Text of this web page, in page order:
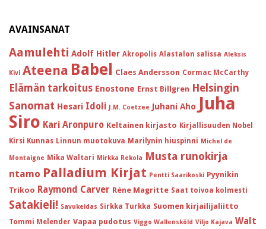
AVAINSANAT
Aamulehti Adolf Hitler Akropolis Alastalon salissa Aleksis
Kivi Ateena Babel Claes Andersson Cormac McCarthy
Elämän tarkoitus Enostone Ernst Billgren Helsingin
Sanomat Hesari Idoli J.M. Coetzee Juhani Aho Juha
Siro Kari Aronpuro Keltainen kirjasto Kirjallisuuden Nobel
Kirsi Kunnas Linnun muotokuva Marilynin hiuspinni Michel de
Montaigne Mika Waltari Mirkka Rekola Musta runokirja
ntamo Palladium Kirjat Pentti Saarikoski Pyynikin
Trikoo Raymond Carver Réne Magritte Saat toivoa kolmesti
Satakieli! Savukeidas Sirkka Turkka Suomen kirjailijaliitto
Tommi Melender Vapaa pudotus Viggo Wallensköld Viljo Kajava Walt